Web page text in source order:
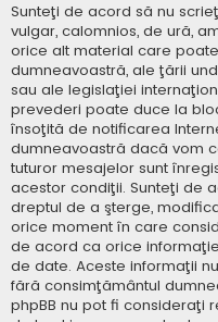
Sunteţi de acord să nu
vulgar, calomnios, de ură,
orice alt material care
dumneavoastră, ale ţării
sau ale legislaţiei
prevederi poate duce la
însoţită de notificarea
dumneavoastră dacă vom
tuturor mesajelor sunt
acestor condiţii. Sunteţi de
dreptul de a şterge,
orice moment în care
de acord ca orice
de date. Aceste informaţii
fără consimţământul
phpBB nu pot fi consideraţi